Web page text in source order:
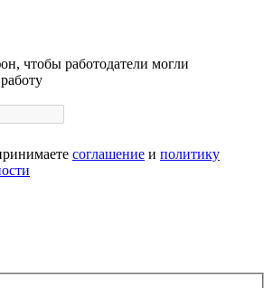
чтобы работодатели могли
соглашение и политику